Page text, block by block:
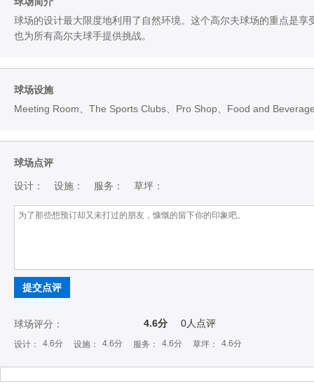
球场的设计最大限度地利用了自然环境。这个高尔夫球场的重点是
也为所有高尔夫球手提供挑战。
球场设施
Meeting Room、The Sports Clubs、Pro Shop、Food and
球场点评
设计： 设施： 服务： 草坪：
提交点评
球场评分： 4.6分 0人点评
设计： 4.6分 设施： 4.6分 服务： 4.6分 草坪： 4.6分